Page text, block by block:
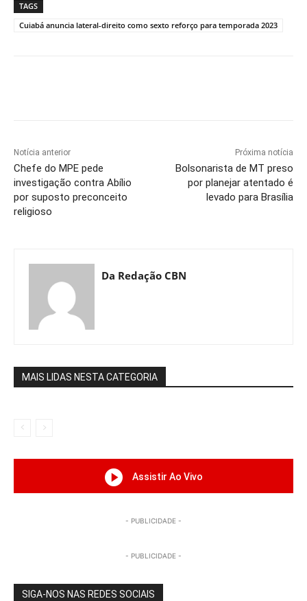
TAGS
Cuiabá anuncia lateral-direito como sexto reforço para temporada 2023
Notícia anterior
Chefe do MPE pede
investigação contra Abílio
por suposto preconceito
religioso
Próxima notícia
Bolsonarista de MT preso
por planejar atentado é
levado para Brasília
Da Redação CBN
MAIS LIDAS NESTA CATEGORIA
Assistir Ao Vivo
- PUBLICIDADE -
- PUBLICIDADE -
SIGA-NOS NAS REDES SOCIAIS